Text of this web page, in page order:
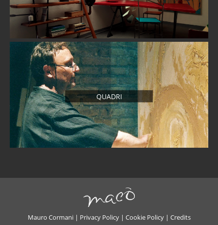
QUADRI
Mauro Cormani | Privacy Policy| Cookie Policy| Credits